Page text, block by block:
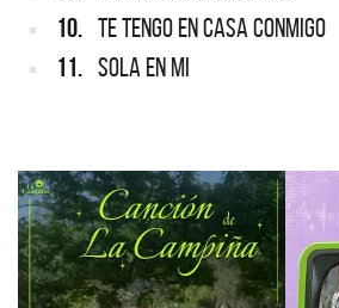
10. TE TENGO EN CASA CONMIGO
11. SOLA EN MI